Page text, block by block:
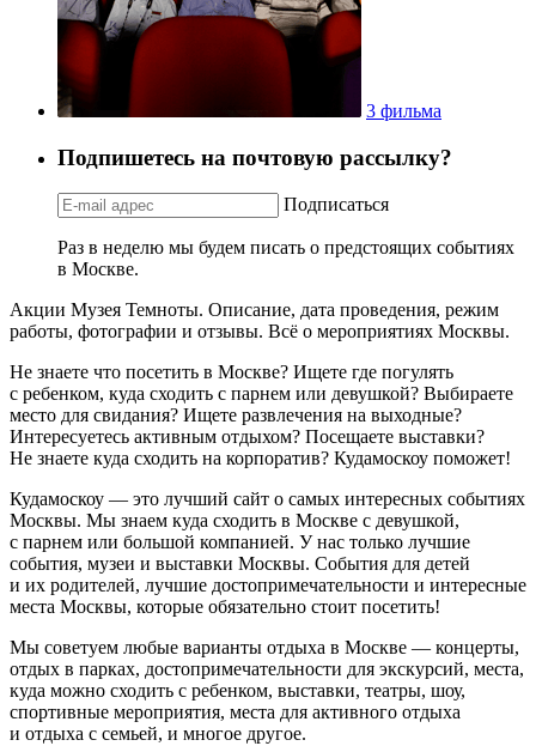
3 фильма
Подпишетесь на почтовую рассылку?
Подписаться
Раз в неделю мы будем писать о предстоящих событиях
в Москве.
Акции Музея Темноты. Описание, дата проведения, режим
работы, фотографии и отзывы. Всё о мероприятиях Москвы.
Не знаете что посетить в Москве? Ищете где погулять
с ребенком, куда сходить с парнем или девушкой? Выбираете
место для свидания? Ищете развлечения на выходные?
Интересуетесь активным отдыхом? Посещаете выставки?
Не знаете куда сходить на корпоратив? Кудамоскоу поможет!
Кудамоскоу — это лучший сайт о самых интересных событиях
Москвы. Мы знаем куда сходить в Москве с девушкой,
с парнем или большой компанией. У нас только лучшие
события, музеи и выставки Москвы. События для детей
и их родителей, лучшие достопримечательности и интересные
места Москвы, которые обязательно стоит посетить!
Мы советуем любые варианты отдыха в Москве — концерты,
отдых в парках, достопримечательности для экскурсий, места,
куда можно сходить с ребенком, выставки, театры, шоу,
спортивные мероприятия, места для активного отдыха
и отдыха с семьей, и многое другое.